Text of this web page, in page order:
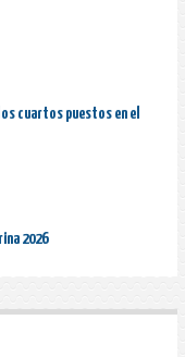
cuartos puestos en el
2026